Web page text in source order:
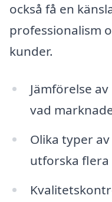
också få en
professionalism
kunder.
Jämförelse
vad
Olika typer
utforska